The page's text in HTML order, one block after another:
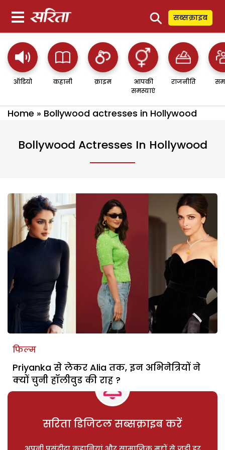
⚲ सब्सक्राइब
ऑडियो कहानी क्राइम
आपकी
समस्याएं
राजनीति
Home » Bollywood actresses in Hollywood
Bollywood Actresses In Hollywood
फिल्म
Priyanka से लेकर Alia तक, इन अभिनेत्रियों ने
क्यों चुनी हॉलीवुड की राह ?
सरिता डिजिटल सब्सक्राइब करें